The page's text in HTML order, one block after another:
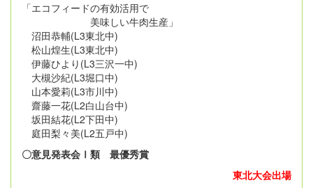
「エコフィードの有効活用で
美味しい牛肉生産」
沼田恭輔(L3東北中)
松山煌生(L3東北中)
伊藤ひより(L3三沢一中)
大槻沙紀(L3堀口中)
山本愛莉(L3市川中)
齋藤一花(L2白山台中)
坂田結花(L2下田中)
庭田梨々美(L2五戸中)
〇意見発表会Ⅰ類 最優秀賞
東北大会出場